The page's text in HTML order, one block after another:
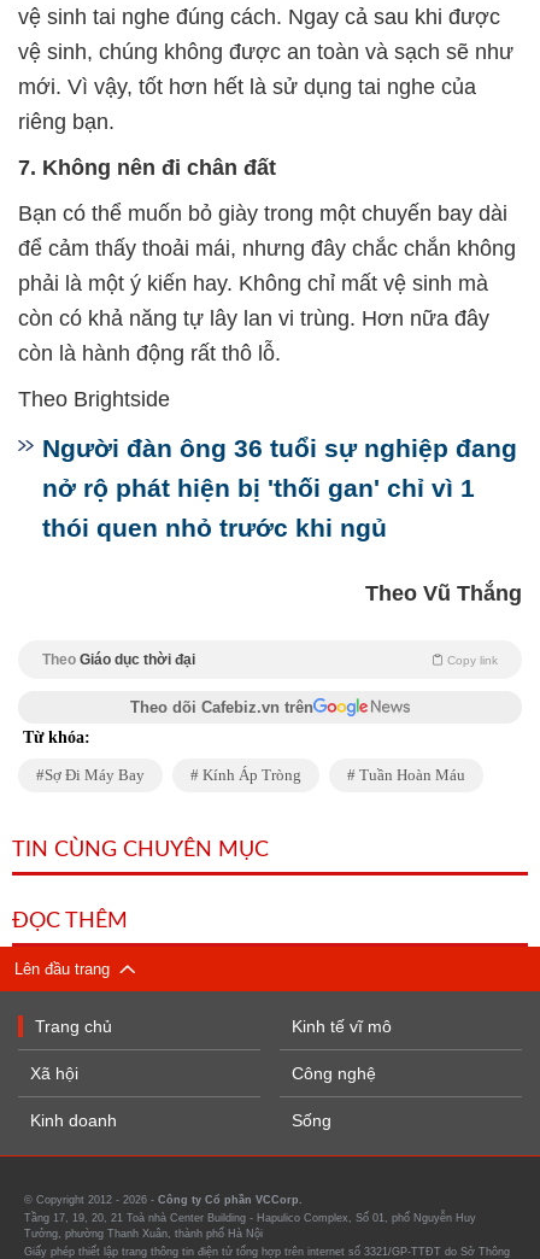
vệ sinh tai nghe đúng cách. Ngay cả sau khi được
vệ sinh, chúng không được an toàn và sạch sẽ như
mới. Vì vậy, tốt hơn hết là sử dụng tai nghe của
riêng bạn.
7. Không nên đi chân đất
Bạn có thể muốn bỏ giày trong một chuyến bay dài
để cảm thấy thoải mái, nhưng đây chắc chắn không
phải là một ý kiến hay. Không chỉ mất vệ sinh mà
còn có khả năng tự lây lan vi trùng. Hơn nữa đây
còn là hành động rất thô lỗ.
Theo Brightside
Người đàn ông 36 tuổi sự nghiệp đang
nở rộ phát hiện bị 'thối gan' chỉ vì 1
thói quen nhỏ trước khi ngủ
Theo Vũ Thắng
Theo Giáo dục thời đại Copy link
Theo dõi Cafebiz.vn trên
Từ khóa:
Sợ Đi Máy Bay Kính Áp Tròng Tuần Hoàn Máu
TIN CÙNG CHUYÊN MỤC
ĐỌC THÊM
Lên đầu trang
Trang chủ
Xã hội
Kinh doanh
Kinh tế vĩ mô
Công nghệ
Sống
© Copyright 2012 - 2026 - Công ty Cổ phần VCCorp.
Tầng 17, 19, 20, 21 Toà nhà Center Building - Hapulico Complex, Số 01, phố Nguyễn Huy
Tưởng, phường Thanh Xuân, thành phố Hà Nội
Giấy phép thiết lập trang thông tin điện tử tổng hợp trên internet số 3321/GP-TTĐT do Sở Thông